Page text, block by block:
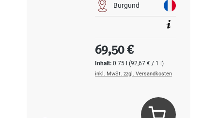
Burgund
Inhalt:0.75 l(92,67 € / 1 l)
Regulärer Preis:
69,50 €
inkl. MwSt. zzgl. Versandkosten